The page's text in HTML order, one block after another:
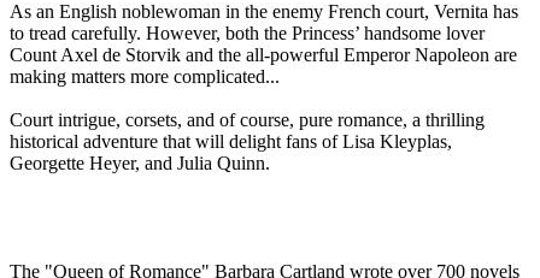
As an English noblewoman in the enemy French court, Vernita has
to tread carefully. However, both the Princess’ handsome lover
Count Axel de Storvik and the all-powerful Emperor Napoleon are
making matters more complicated...
Court intrigue, corsets, and of course, pure romance, a thrilling
historical adventure that will delight fans of Lisa Kleyplas,
Georgette Heyer, and Julia Quinn.
The "Queen of Romance" Barbara Cartland wrote over 700 novels